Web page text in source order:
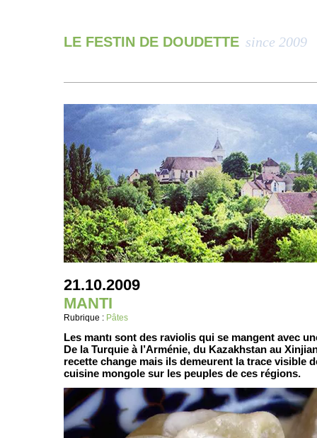
LE FESTIN DE DOUDETTE since 2009
21.10.2009
MANTI
Rubrique : Pâtes
Les mantı sont des raviolis qui se mangent avec
De la Turquie à l’Arménie, du Kazakhstan au
recette change mais ils demeurent la trace visible
cuisine mongole sur les peuples de ces régions.